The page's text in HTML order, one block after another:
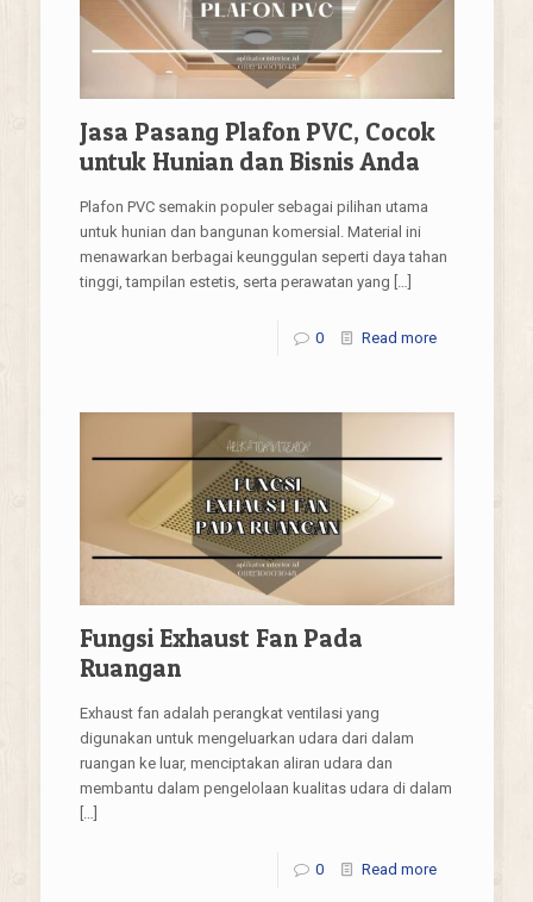
Jasa Pasang Plafon PVC, Cocok
untuk Hunian dan Bisnis Anda
Plafon PVC semakin populer sebagai pilihan utama
untuk hunian dan bangunan komersial. Material ini
menawarkan berbagai keunggulan seperti daya tahan
tinggi, tampilan estetis, serta perawatan yang […]
0 Read more
Fungsi Exhaust Fan Pada
Ruangan
Exhaust fan adalah perangkat ventilasi yang
digunakan untuk mengeluarkan udara dari dalam
ruangan ke luar, menciptakan aliran udara dan
membantu dalam pengelolaan kualitas udara di dalam
[…]
0 Read more